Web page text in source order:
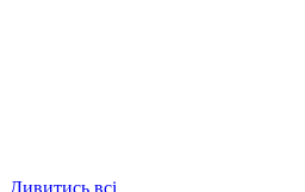
Дивитись всі